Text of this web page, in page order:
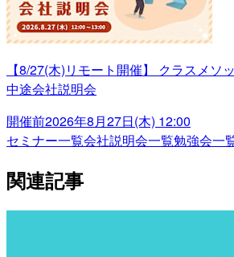
【8/27(木)リモート開催】 クラスメソ
中途会社説明会
開催前2026年8月27日(木) 12:00
セミナー一覧会社説明会一覧勉強会一
関連記事